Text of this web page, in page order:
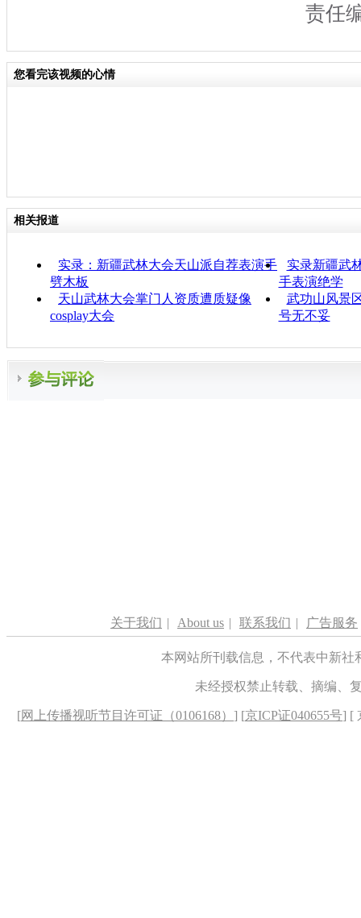
责任
您看完该视频的心情
相关报道
实录：新疆武林大会天山派自荐表演手
劈木板
实录新疆武
手表演绝学
天山武林大会掌门人资质遭质疑像
cosplay大会
武功山风景
号无不妥
关于我们 | About us | 联系我们 | 广告服务
本网站所刊载信息，不代表中新
未经授权禁止转载、摘编、
[网上传播视听节目许可证（0106168） ] [京ICP证040655号] [